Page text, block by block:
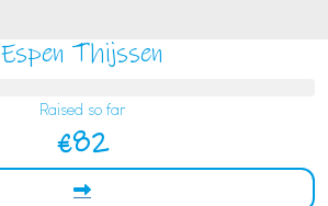
Espen Thijssen
Raised so far
€82